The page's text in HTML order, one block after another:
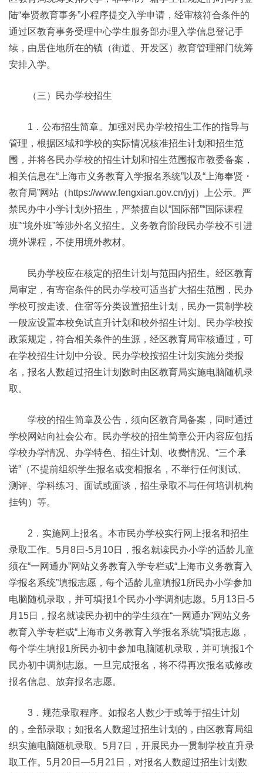
陆“奉贤教育事务”小程序提交入学申请，经审核符合条件的
通过区教育事务受理中心学生服务部办理入学信息登记手
续，由居住地所在的镇（街道、开发区）教育管理部门统筹
安排入学。
（三）民办学校招生
1．公布招生简章。加强对民办学校招生工作的指导与
管理，根据区域和学校的实际情况核准招生计划和招生范
围，并将各民办学校的招生计划和招生范围报市教委备案，
相关信息在“上海市义务教育入学报名系统”以及“上海奉贤・
教育局”网站（https://www.fengxian.gov.cn/jyj）上公示。严
禁民办中小学计划外招生，严禁擅自以“国际部”“国际课程
班”“境外班”等涉外名义招生。义务教育阶段民办学校不引进
境外课程，不使用境外教材。
民办学校应在核定的招生计划与范围内招生。经区教育
局审定，有寄宿条件的民办学校可适当扩大招生范围，民办
学校可按走读、住宿等分类设置招生计划，民办一贯制学校
一般应设置本校免试直升计划和校外招生计划。民办学校按
政策规定，符合相关条件的生源，经区教育局审核通过，可
在学校招生计划中分设。民办学校按招生计划实施分类报
名，报名人数超过招生计划数时由区教育局实施电脑随机录
取。
学校的招生简章及公告，须向区教育局备案，同时通过
学校网站向社会公布。民办学校的招生简章公开内容应包括
学校办学情况、办学特色、招生计划、收费情况、“三个承
诺”（不提前组织学生报名或变相报名，不举行任何测试、
测评、学科练习、面试或面谈，招生录取不与任何培训机构
挂钩）等。
2．实施网上报名。本市民办学校实行网上报名和招生
录取工作。5月8日-5月10日，报名就读民办小学的适龄儿童
须在“一网通办”网站义务教育入学专栏或“上海市义务教育入
学报名系统”填报志愿，每个适龄儿童填报1所民办小学参加
电脑随机录取，并可填报1个民办小学调剂志愿。5月13日-5
月15日，报名就读民办初中的学生须在“一网通办”网站义务
教育入学专栏或“上海市义务教育入学报名系统”填报志愿，
每个学生填报1所民办初中参加电脑随机录取，并可填报1个
民办初中调剂志愿。一旦完成报名，将不得再次报名或修改
报名信息、放弃报名志愿。
3．规范录取程序。如报名人数少于或等于招生计划
的，全部录取；如报名人数超过招生计划的，由区教育局组
织实施电脑随机录取。5月7日，开展民办一贯制学校直升录
取工作。5月20日—5月21日，对报名人数超过招生计划数